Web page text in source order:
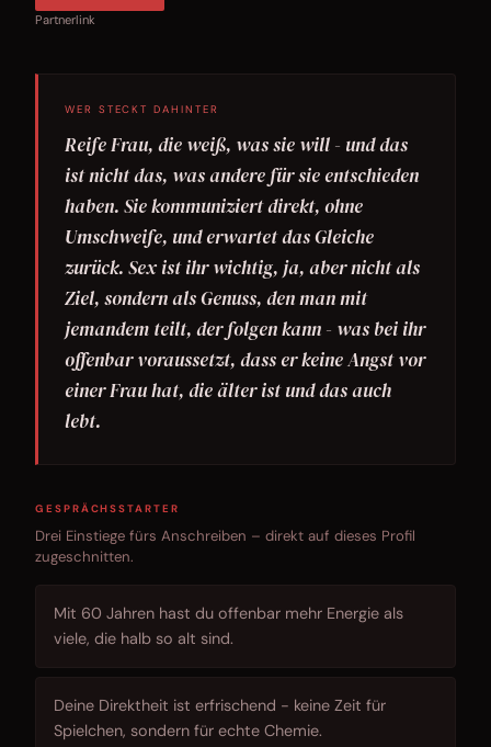
Partnerlink
WER STECKT DAHINTER
Reife Frau, die weiß, was sie will - und das
ist nicht das, was andere für sie entschieden
haben. Sie kommuniziert direkt, ohne
Umschweife, und erwartet das Gleiche
zurück. Sex ist ihr wichtig, ja, aber nicht als
Ziel, sondern als Genuss, den man mit
jemandem teilt, der folgen kann - was bei ihr
offenbar voraussetzt, dass er keine Angst vor
einer Frau hat, die älter ist und das auch
lebt.
GESPRÄCHSSTARTER
Drei Einstiege fürs Anschreiben – direkt auf dieses Profil
zugeschnitten.
Mit 60 Jahren hast du offenbar mehr Energie als
viele, die halb so alt sind.
Deine Direktheit ist erfrischend - keine Zeit für
Spielchen, sondern für echte Chemie.